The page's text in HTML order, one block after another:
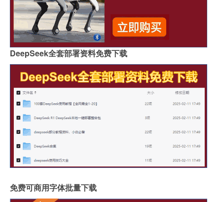
DeepSeek全套部署资料免费下载
免费可商用字体批量下载